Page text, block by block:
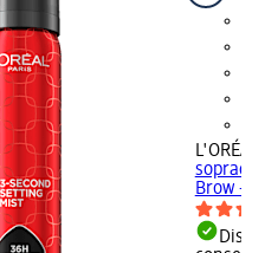
L'ORÉAL
Brow -